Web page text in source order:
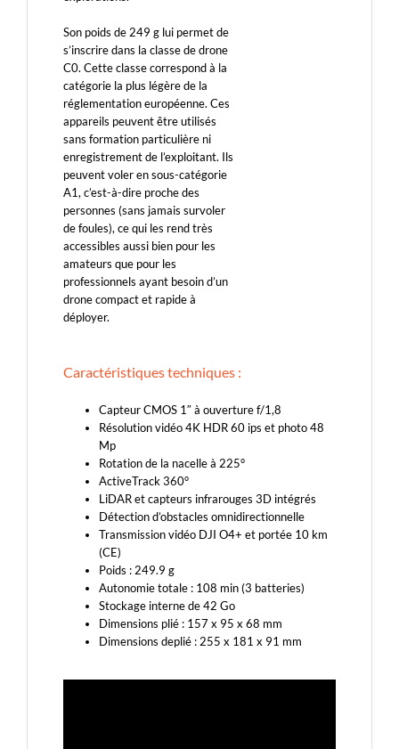
Son poids de 249 g lui permet de
s’inscrire dans la classe de drone
C0. Cette classe correspond à la
catégorie la plus légère de la
réglementation européenne. Ces
appareils peuvent être utilisés
sans formation particulière ni
enregistrement de l’exploitant. Ils
peuvent voler en sous-catégorie
A1, c’est-à-dire proche des
personnes (sans jamais survoler
de foules), ce qui les rend très
accessibles aussi bien pour les
amateurs que pour les
professionnels ayant besoin d’un
drone compact et rapide à
déployer.
Caractéristiques techniques :
Capteur CMOS 1″ à ouverture f/1,8
Résolution vidéo 4K HDR 60 ips et photo 48
Mp
Rotation de la nacelle à 225°
ActiveTrack 360°
LiDAR et capteurs infrarouges 3D intégrés
Détection d’obstacles omnidirectionnelle
Transmission vidéo DJI O4+ et portée 10 km
(CE)
Poids : 249.9 g
Autonomie totale : 108 min (3 batteries)
Stockage interne de 42 Go
Dimensions plié : 157 x 95 x 68 mm
Dimensions deplié : 255 x 181 x 91 mm